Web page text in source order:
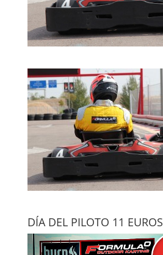
DÍA DEL PILOTO 11 EUROS